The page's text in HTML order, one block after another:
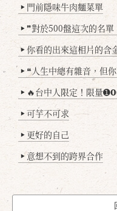
▶ 門前隱味牛肉麵菜單
▶ ❞對於500盤這次的名
▶ 你看的出來這相片的含
▶ ❝人生中總有雜音，但
▶ 🔥台中人限定！限量➊𝟬𝟬𝟬顆「阿伯手工啵啵
▶ 可芋不可求
▶ 更好的自己
▶ 意想不到的跨界合作